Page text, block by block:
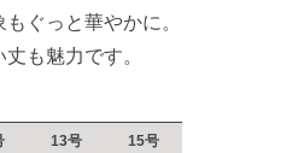
ぐっと華やかに。
も魅力です。
13号 15号